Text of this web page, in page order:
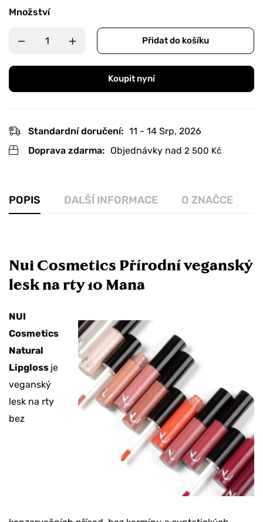
Množství
Přidat do košíku
Koupit nyní
Standardní doručení: 11 - 14 Srp, 2026
Doprava zdarma: Objednávky nad 2 500 Kč
POPIS DALŠÍ INFORMACE O ZNAČCE
Nui Cosmetics Přírodní veganský
lesk na rty 10 Mana
NUI
Cosmetics
Natural
Lipgloss je
veganský
lesk na rty
bez